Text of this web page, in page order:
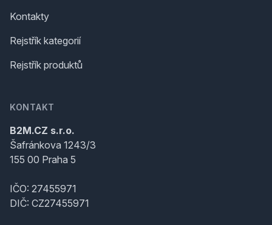
Kontakty
Rejstřík kategorií
Rejstřík produktů
KONTAKT
B2M.CZ s.r.o.
Šafránkova 1243/3
155 00 Praha 5
IČO: 27455971
DIČ: CZ27455971